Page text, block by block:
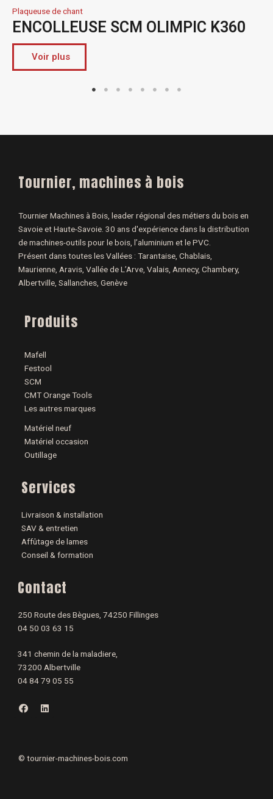
Plaqueuse de chant
ENCOLLEUSE SCM OLIMPIC K360
Voir plus
Tournier, machines à bois
Tournier Machines à Bois, leader régional des métiers du bois en
Savoie et Haute-Savoie. 30 ans d'expérience dans la distribution
de machines-outils pour le bois, l’aluminium et le PVC.
Présent dans toutes les Vallées : Tarantaise, Chablais,
Maurienne, Aravis, Vallée de L’Arve, Valais, Annecy, Chambery,
Albertville, Sallanches, Genève
Produits
Mafell
Festool
SCM
CMT Orange Tools
Les autres marques
Matériel neuf
Matériel occasion
Outillage
Services
Livraison & installation
SAV & entretien
Affûtage de lames
Conseil & formation
Contact
250 Route des Bègues, 74250 Fillinges
04 50 03 63 15
341 chemin de la maladiere,
73200 Albertville
04 84 79 05 55
F
a
o
L
i
i
© tournier-machines-bois.com